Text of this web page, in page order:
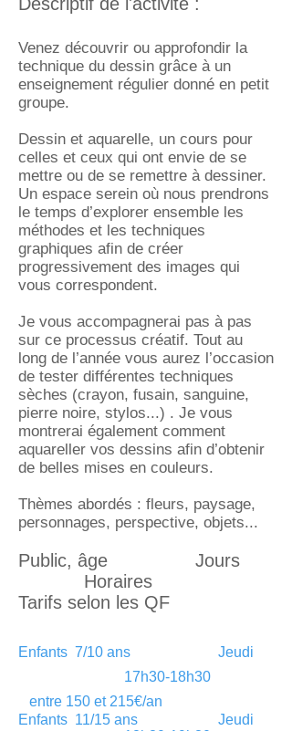
Venez découvrir ou approfondir la
technique du dessin grâce à un
enseignement régulier donné en petit
groupe.
Dessin et aquarelle, un cours pour
celles et ceux qui ont envie de se
mettre ou de se remettre à dessiner.
Un espace serein où nous prendrons
le temps d’explorer ensemble les
méthodes et les techniques
graphiques afin de créer
progressivement des images qui
vous correspondent.
Je vous accompagnerai pas à pas
sur ce processus créatif. Tout au
long de l’année vous aurez l’occasion
de tester différentes techniques
sèches (crayon, fusain, sanguine,
pierre noire, stylos...) . Je vous
montrerai également comment
aquareller vos dessins afin d’obtenir
de belles mises en couleurs.
Thèmes abordés : fleurs, paysage,
personnages, perspective, objets...
Public, âge Jours
Horaires
Tarifs selon les QF
Enfants 7/10 ans Jeudi
17h30-18h30
entre 150 et 215€/an
Enfants 11/15 ans Jeudi